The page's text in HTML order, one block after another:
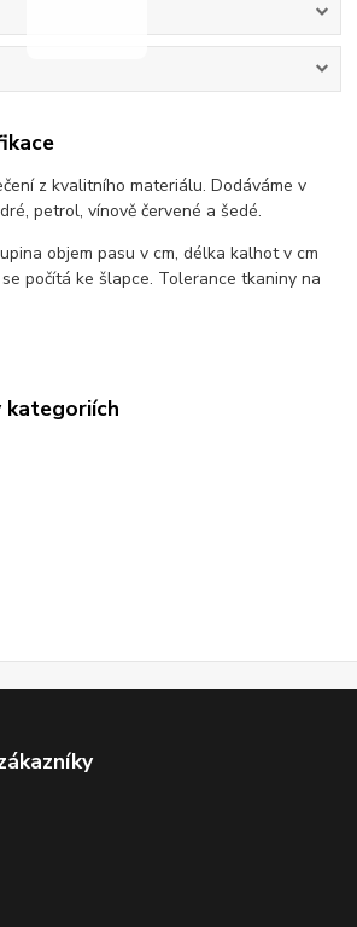
z kvalitního materiálu. Dodáváme v
petrol, vínově červené a šedé.
objem pasu v cm, délka kalhot v cm
počítá ke šlapce. Tolerance tkaniny na
kategoriích